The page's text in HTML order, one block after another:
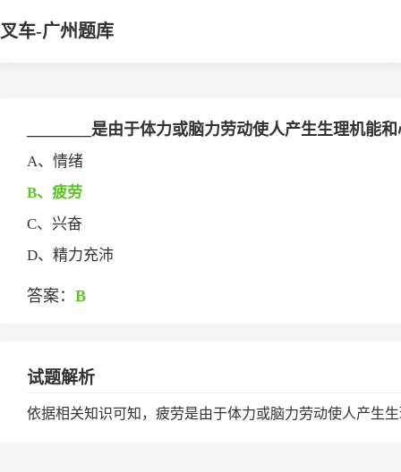
叉车-广州题库
________是由于体力或脑力劳动使人产生生理机能
A、情绪
B、疲劳
C、兴奋
D、精力充沛
答案： B
试题解析
依据相关知识可知，疲劳是由于体力或脑力劳动使人产生